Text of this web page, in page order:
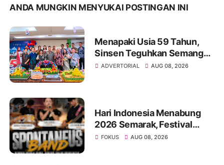
ANDA MUNGKIN MENYUKAI POSTINGAN INI
Menapaki Usia 59 Tahun,
Sinsen Teguhkan Semangat
“Sustainably Growing”
ADVERTORIAL AUG 08, 2026
Hari Indonesia Menabung
2026 Semarak, Festival
Band Pelajar dan Mahasiswa
FOKUS AUG 08, 2026